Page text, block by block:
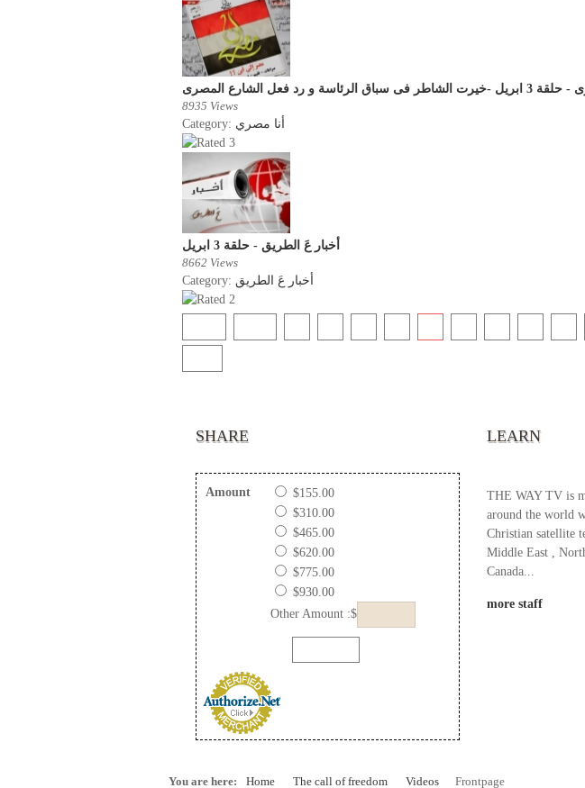
فى سباق الرئاسة و رد فعل الشارع المصرى
8935 Views
Category: أنا مصري
أخبار عَ الطريق - حلقة 3 ابريل
8662 Views
Category: أخبار عَ الطريق
SHARE
Amount
$155.00
$310.00
$465.00
$620.00
$775.00
$930.00
Other Amount :$
LEARN
THE WAY TV is
around the world
Christian satellite
Middle East ,
Canada...
more staff
You are here: Home The call of freedom Videos Frontpage